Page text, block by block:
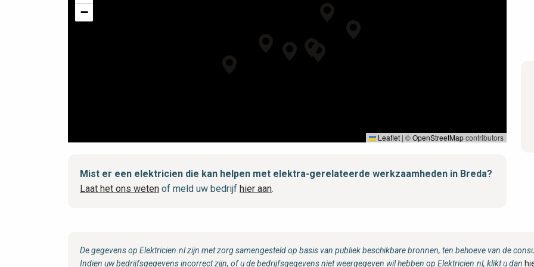
−
Leaflet | ©OpenStreetMapcontributors
Mist er een elektricien die kan helpen met elektra-gerelateerde werkzaamheden in Breda?
Laat het ons weten of meld uw bedrijf hier aan.
De gegevens op Elektricien.nl zijn met zorg samengesteld op basis van publiek beschikbare bronnen, ten behoeve van de
Indien uw bedrijfsgegevens incorrect zijn, of u de bedrijfsgegevens niet weergegeven wil hebben op Elektricien.nl, klikt u dan